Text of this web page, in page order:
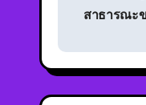
สาธารณะ